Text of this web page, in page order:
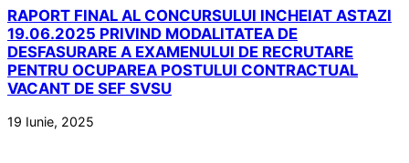
RAPORT FINAL AL CONCURSULUI INCHEIAT ASTAZI
19.06.2025 PRIVIND MODALITATEA DE
DESFASURARE A EXAMENULUI DE RECRUTARE
PENTRU OCUPAREA POSTULUI CONTRACTUAL
VACANT DE SEF SVSU
19 Iunie, 2025